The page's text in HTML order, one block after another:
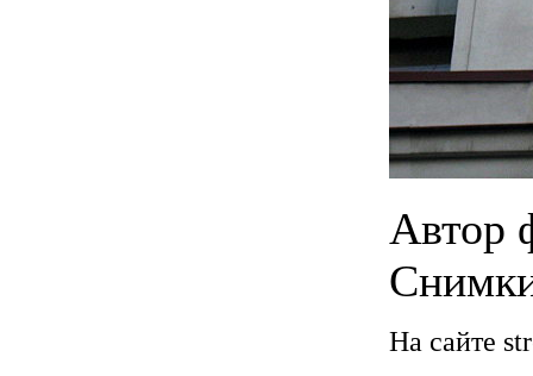
Автор
На сайте